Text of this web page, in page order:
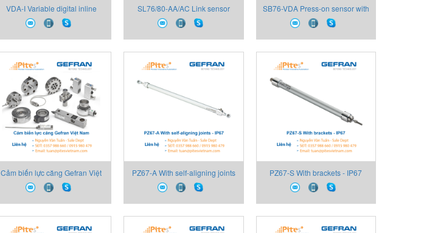
VDA-I Variable digital inline
amplifier, Gefran Việt Nam
SL76/80-AA/AC Link sensor
with amplifier, Gefran Việt Nam
SB76-VDA Press-on sensor with
digital amplifier, Gefran Việt
Nam
Cảm biến lực căng Gefran Việt
Nam, Sensormate Gefran Việt
Nam
PZ67-A With self-aligning joints
- IP67 Cảm biến vị trí Gefran
Việt Nam
PZ67-S With brackets - IP67
Cảm biến vị trí Gefran Việt Nam